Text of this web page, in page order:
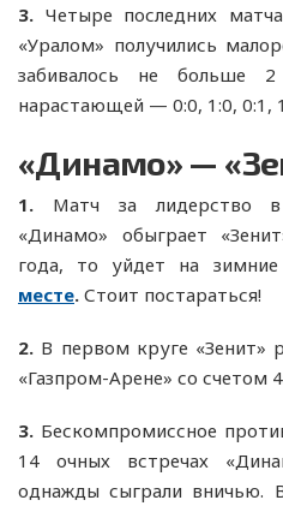
3. Четыре последних
«Уралом» получились
забивалось не больше
нарастающей — 0:0, 1:0, 0:1,
«Динамо» —
1. Матч за лидерство
«Динамо» обыграет
года, то уйдет на зимние
месте. Стоит постараться!
2. В первом круге «Зенит»
«Газпром-Арене» со счетом
3. Бескомпромиссное
14 очных встречах
однажды сыграли вничью.